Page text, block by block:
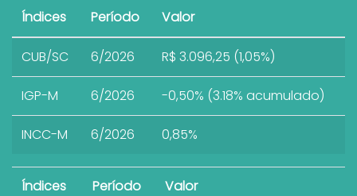
Índices Período Valor
CUB/SC 6/2026 R$ 3.096,25 (1,05%)
IGP-M 6/2026 -0,50% (3.18% acumulado)
INCC-M 6/2026 0,85%
Índices Período Valor